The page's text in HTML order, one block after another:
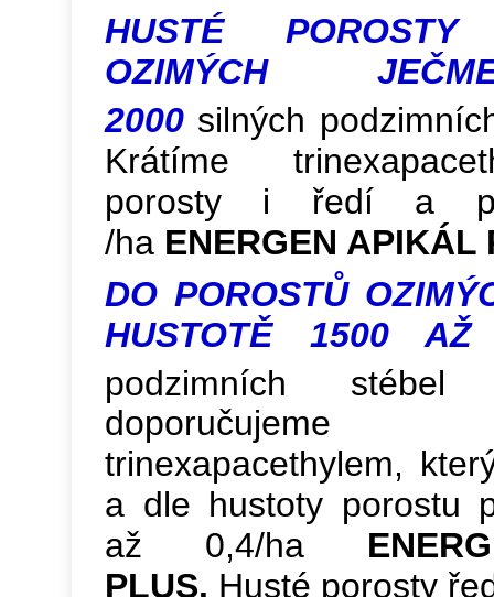
HUSTÉ
OZIMÝCH
2000 silných
Krátíme
porosty i ředí a
/ha ENERGEN APIKÁL
DO POROSTŮ
HUSTOTĚ 1500 AŽ
podzimních
trinexapacethylem,
a dle hustoty porostu
až 0,4/ha
PLUS. Husté porosty